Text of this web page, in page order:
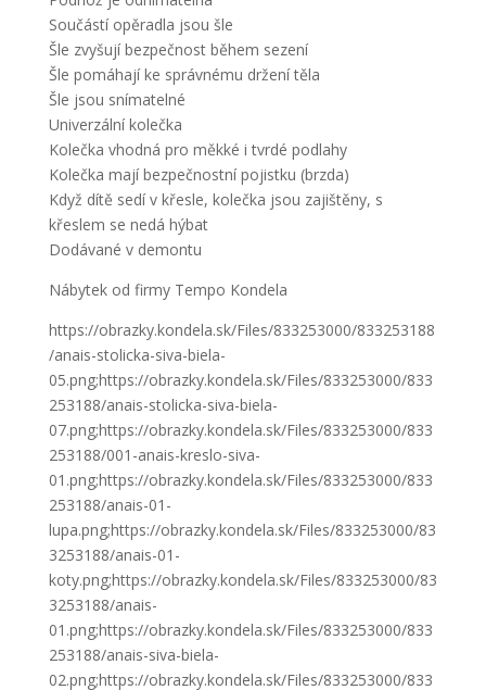
Součástí opěradla jsou šle
Šle zvyšují bezpečnost během sezení
Šle pomáhají ke správnému držení těla
Šle jsou snímatelné
Univerzální kolečka
Kolečka vhodná pro měkké i tvrdé podlahy
Kolečka mají bezpečnostní pojistku (brzda)
Když dítě sedí v křesle, kolečka jsou zajištěny, s
křeslem se nedá hýbat
Dodávané v demontu
Nábytek od firmy Tempo Kondela
https://obrazky.kondela.sk/Files/833253000/833253188
/anais-stolicka-siva-biela-
05.png;https://obrazky.kondela.sk/Files/833253000/833
253188/anais-stolicka-siva-biela-
07.png;https://obrazky.kondela.sk/Files/833253000/833
253188/001-anais-kreslo-siva-
01.png;https://obrazky.kondela.sk/Files/833253000/833
253188/anais-01-
lupa.png;https://obrazky.kondela.sk/Files/833253000/83
3253188/anais-01-
koty.png;https://obrazky.kondela.sk/Files/833253000/83
3253188/anais-
01.png;https://obrazky.kondela.sk/Files/833253000/833
253188/anais-siva-biela-
02.png;https://obrazky.kondela.sk/Files/833253000/833